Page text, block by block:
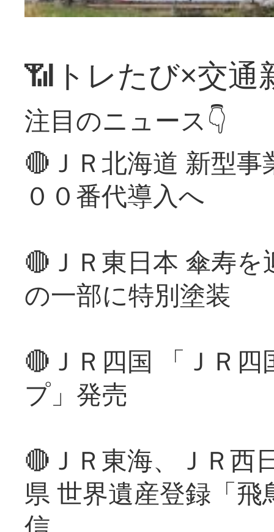
📶トレたび×交通
注目のニュース👇
🔴ＪＲ北海道 新型
００番代導入へ
🔴ＪＲ東日本 傘寿
の一部に特別塗装
🔴ＪＲ四国 「ＪＲ
プ」発売
🔴ＪＲ東海、ＪＲ西
県 世界遺産登録「